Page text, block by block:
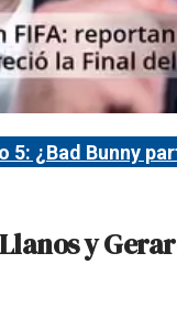
5: ¿Bad Bunny
y